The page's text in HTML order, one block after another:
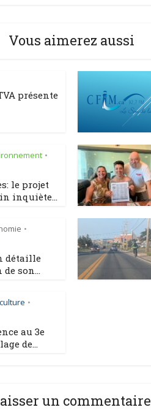
Vous aimerez aussi
présente
•
le projet
inquiète...
•
détaille
son...
•
au 3e
de...
un commentaire